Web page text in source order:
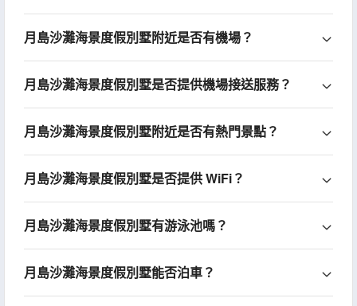
月島沙灘海景度假別墅附近是否有機場？
月島沙灘海景度假別墅是否提供機場接送服務？
月島沙灘海景度假別墅附近是否有熱門景點？
月島沙灘海景度假別墅是否提供 WiFi？
月島沙灘海景度假別墅有游泳池嗎？
月島沙灘海景度假別墅能否泊車？